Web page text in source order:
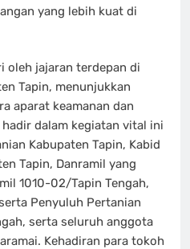
yang lebih kuat di
oleh jajaran terdepan di
Tapin, menunjukkan
aparat keamanan dan
dalam kegiatan vital ini
Kabupaten Tapin, Kabid
Tapin, Danramil yang
1010-02/Tapin Tengah,
Penyuluh Pertanian
serta seluruh anggota
Kehadiran para tokoh